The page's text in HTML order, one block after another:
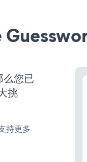
您已
挑
持更多